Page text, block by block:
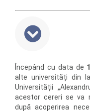
Începând cu data de
alte universități din
Universității
acestor cereri se va
după acoperirea